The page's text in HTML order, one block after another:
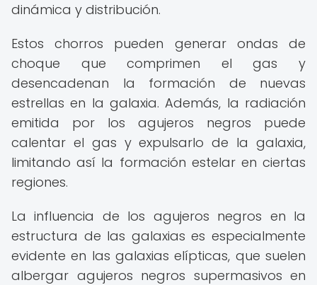
dinámica y distribución.
Estos chorros pueden generar ondas de
choque que comprimen el gas y
desencadenan la formación de nuevas
estrellas en la galaxia. Además, la radiación
emitida por los agujeros negros puede
calentar el gas y expulsarlo de la galaxia,
limitando así la formación estelar en ciertas
regiones.
La influencia de los agujeros negros en la
estructura de las galaxias es especialmente
evidente en las galaxias elípticas, que suelen
albergar agujeros negros supermasivos en